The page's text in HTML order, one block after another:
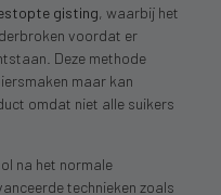
gisting, waarbij het
voordat er
Deze methode
maar kan
omdat niet alle suikers
na het normale
technieken zoals